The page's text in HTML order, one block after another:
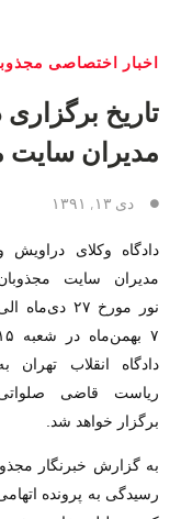
اخبار اختصاصی
تاریخ
مدیران سایت
دی ۱۳, ۱۳۹۱
دادگاه وکلای دراویش
مدیران سایت
نور مورخ ۲۷ دی‌ماه
۷ بهمن‌ماه در شعبه ۱۵
دادگاه انقلاب تهران
ریاست قاضی
برگزار خواهد شد.
رسیدگی به پرونده